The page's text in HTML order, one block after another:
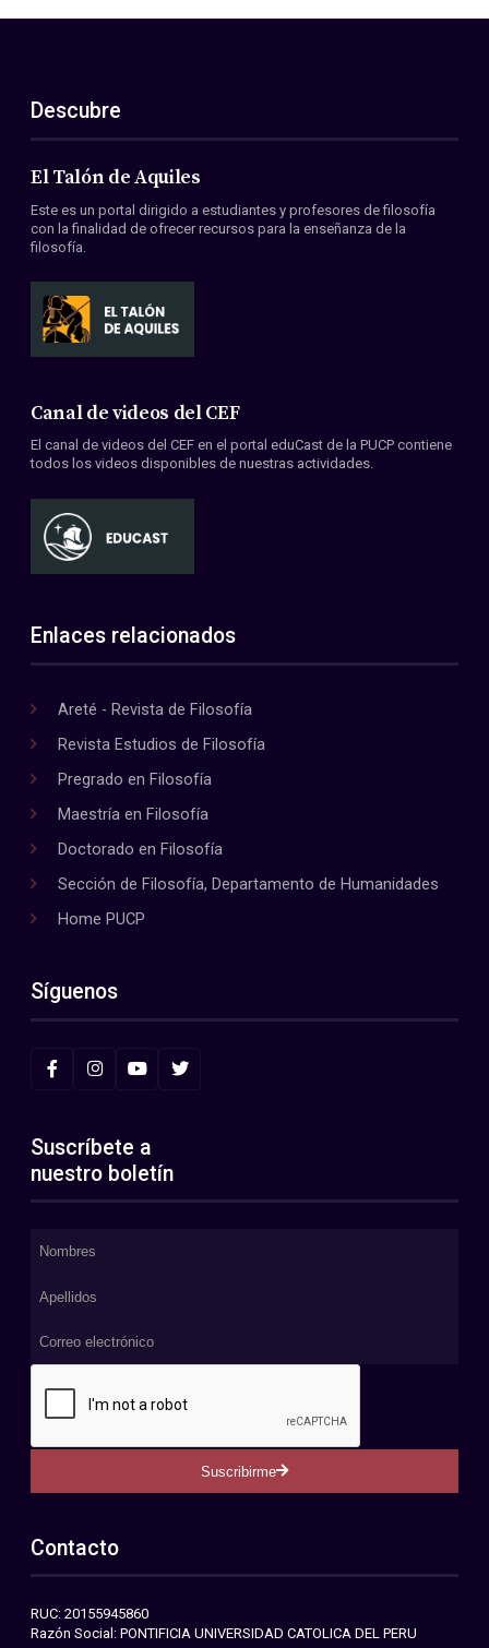
Descubre
El Talón de Aquiles
Este es un portal dirigido a estudiantes y profesores de filosofía
con la finalidad de ofrecer recursos para la enseñanza de la
filosofía.
Canal de videos del CEF
El canal de videos del CEF en el portal eduCast de la PUCP contiene
todos los videos disponibles de nuestras actividades.
Enlaces relacionados
Areté - Revista de Filosofía
Revista Estudios de Filosofía
Pregrado en Filosofía
Maestría en Filosofía
Doctorado en Filosofía
Sección de Filosofía, Departamento de Humanidades
Home PUCP
Síguenos
Suscríbete a
nuestro boletín
Suscribirme
Contacto
RUC: 20155945860
Razón Social: PONTIFICIA UNIVERSIDAD CATOLICA DEL PERU